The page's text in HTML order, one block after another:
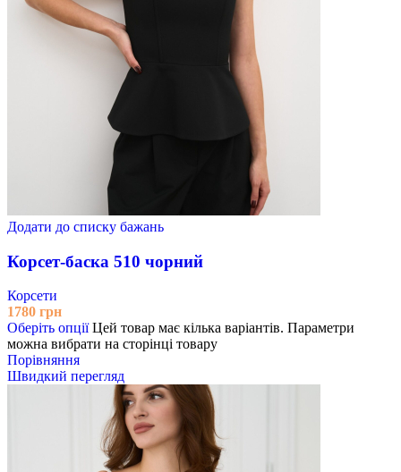
Додати до списку бажань
Корсет-баска 510 чорний
Корсети
1780 грн
Оберіть опції Цей товар має кілька варіантів. Параметри
можна вибрати на сторінці товару
Порівняння
Швидкий перегляд